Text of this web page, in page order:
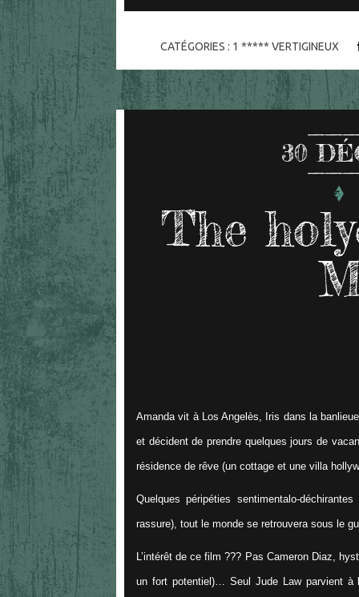
CATÉGORIES : 1 ***** VERTIGINEUX
30
The
Amanda vit à Los Angelès, Iris dans la
et décident de prendre quelques jours de
résidence de rêve (un cottage et une villa
Quelques péripéties sentimentalo-
rassure), tout le monde se retrouvera sous le
L’intérêt de ce film ??? Pas Cameron Diaz,
un fort potentiel)… Seul Jude Law parvient à